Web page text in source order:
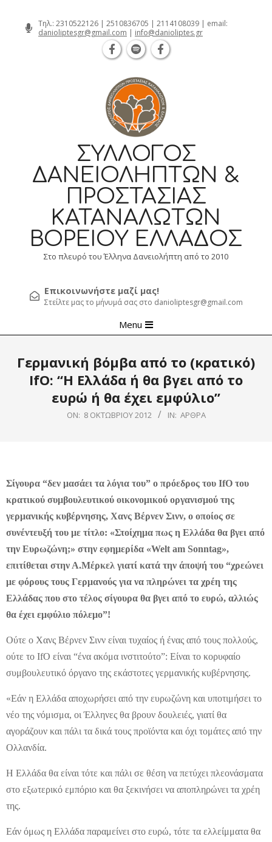
Τηλ.: 2310522126 | 2510836705 | 2114108039 | email:
danioliptesgr@gmail.com | info@danioliptes.gr
ΣΎΛΛΟΓΟΣ
ΔΑΝΕΙΟΛΗΠΤΏΝ &
ΠΡΟΣΤΑΣΊΑΣ
ΚΑΤΑΝΑΛΩΤΏΝ
ΒΟΡΕΊΟΥ ΕΛΛΆΔΟΣ
Στο πλευρό του Έλληνα Δανειολήπτη από το 2010
Επικοινωνήστε μαζί μας!
Στείλτε μας το μήνυμά σας στο danioliptesgr@gmail.com
Navigation
Menu
Γερμανική βόμβα από το (κρατικό)
IfO: “Η Ελλάδα ή θα βγει από το
ευρώ ή θα έχει εμφύλιο”
ON: 8 ΟΚΤΩΒΡΊΟΥ 2012 IN: ΆΡΘΡΑ
Σίγουρα “δεν μασάει τα λόγια του” ο πρόεδρος του IfO του
κρατικού συμβουλευτικού οικονομικού οργανισμού της
γερμανικής κυβέρνησης, Χανς Βέρνεν Σινν, ο οποίος σε
συνέντευξή του με τίτλο: «Στοίχημα πως η Ελλάδα θα βγει από
την Ευρωζώνη;» στην εφημερίδα «Welt am Sonntag»,
επιτίθεται στην Α.Μέρκελ γιατί κατά την άποψή του “χρεώνει
με φόρους τους Γερμανούς για να πληρώνει τα χρέη της
Ελλάδας που στο τέλος σίγουρα θα βγει από το ευρώ, αλλιώς
θα έχει εμφύλιο πόλεμο”!
Ούτε ο Χανς Βέρνεν Σινν είναι τυχαίος ή ένας από τους πολλούς,
ούτε το IfO είναι “ένα ακόμα ινστιτούτο”: Είναι το κορυφαίο
συμβουλευτικό όργανο της εκάστοτες γερμανικής κυβέρνησης.
«Εάν η Ελλάδα αποχωρήσει από την ευρωζώνη και υποτιμήσει το
νέο της νόμισμα, οι Έλληνες θα βρουν δουλειές, γιατί θα
αγοράζουν και πάλι τα δικά τους προϊόντα και όχι τομάτες από την
Ολλανδία.
Η Ελλάδα θα είναι τότε και πάλι σε θέση να πετύχει πλεονάσματα
στο εξωτερικό εμπόριο και θα ξεκινήσει να αποπληρώνει τα χρέη
της.
Εάν όμως η Ελλάδα παραμείνει στο ευρώ, τότε τα ελλείμματα θα